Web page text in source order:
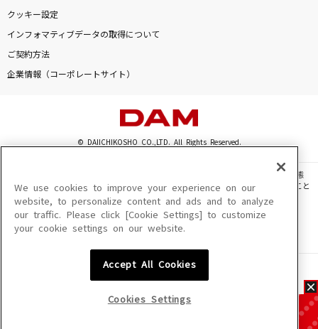
クッキー設定
インフォマティブデータの取得について
ご契約方法
企業情報（コーポレートサイト）
© DAIICHIKOSHO CO.,LTD. All Rights Reserved.
このサイトに掲載されている一切の文章・画像・写真・動画・音声等を、手段や形態
を問わず、著作権法の定める範囲を超えて無断で複製、転載、ファイル化などすること
を禁じます。
楽曲及びコンテンツは、機種によりご利用いただけない場合があります。
楽曲及びコンテンツの配信日、配信内容が変更になる場合があります。
We use cookies to improve your experience on our
website, to personalize content and ads and to analyze
our traffic. Please click [Cookie Settings] to customize
your cookie settings on our website.
Accept All Cookies
Cookies Settings